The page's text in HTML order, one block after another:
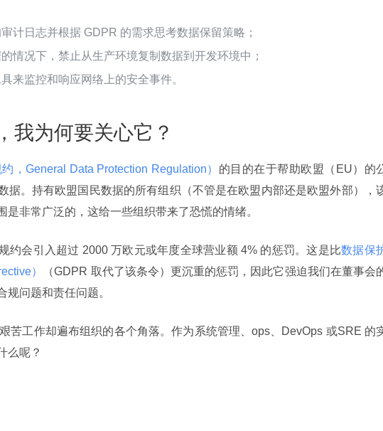
计日志并根据 GDPR 的需求思考数据保留策略；
情况下，禁止从生产环境复制数据到开发环境中；
来监控和响应网络上的安全事件。
我为何要关心它？
，General Data Protection Regulation） 的目的在于帮助欧盟（EU）的
据。持有欧盟国民数据的所有组织（不管是在欧盟内部还是欧盟外部），
是非常广泛的，这给一些组织带来了恐慌的情绪。
约会引入超过 2000 万欧元或年度全球营业额 4% 的惩罚。这是比数据保
）
（GDPR 取代了该条令）更沉重的惩罚，因此它强迫我们在董事会
规问题和责任问题。
苦工作却遍布组织的各个角落。作为系统管理、ops、DevOps 或SRE 的
么呢？